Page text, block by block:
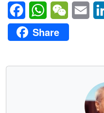
FacebookWhatsAppWeChatEmail
Share